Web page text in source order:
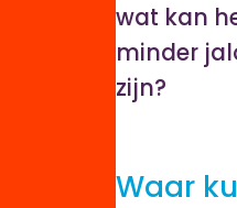
wat kan
minder
zijn?
Waar